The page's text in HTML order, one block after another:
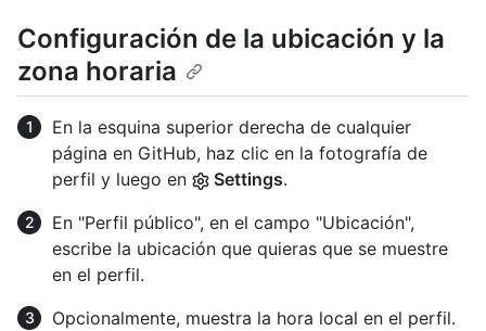
Configuración de la ubicación y la
zona horaria
En la esquina superior derecha de cualquier
página en GitHub, haz clic en la fotografía de
perfil y luego en
Settings.
En "Perfil público", en el campo "Ubicación",
escribe la ubicación que quieras que se muestre
en el perfil.
Opcionalmente, muestra la hora local en el perfil.